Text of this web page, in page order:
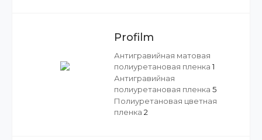
Profilm
Антигравийная матовая
полиуретановая пленка 1
Антигравийная
полиуретановая пленка 5
Полиуретановая цветная
пленка 2